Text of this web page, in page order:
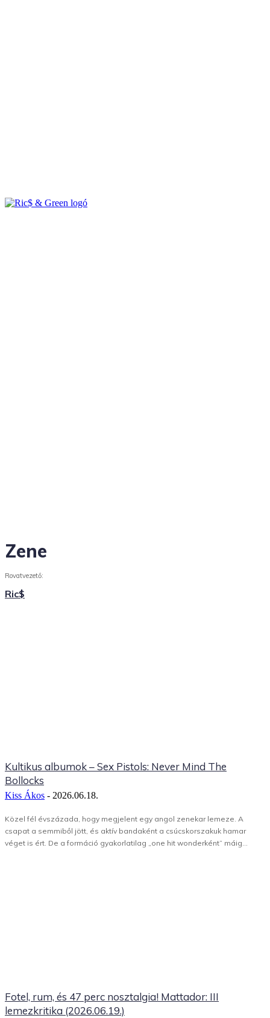
Zene
Rovatvezető:
Ric$
Kultikus albumok – Sex Pistols: Never Mind The
Bollocks
Kiss Ákos - 2026.06.18.
Közel fél évszázada, hogy megjelent egy angol zenekar lemeze. A
csapat a semmiből jött, és aktív bandaként a csúcskorszakuk hamar
véget is ért. De a formáció gyakorlatilag „one hit wonderként” máig...
Fotel, rum, és 47 perc nosztalgia! Mattador: III
lemezkritika (2026.06.19.)